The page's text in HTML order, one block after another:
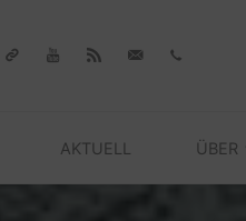
AKTUELL ÜBER